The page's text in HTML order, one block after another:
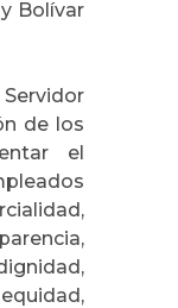
Bolívar
de los
el